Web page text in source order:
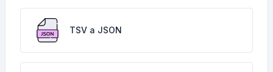
TSV a JSON